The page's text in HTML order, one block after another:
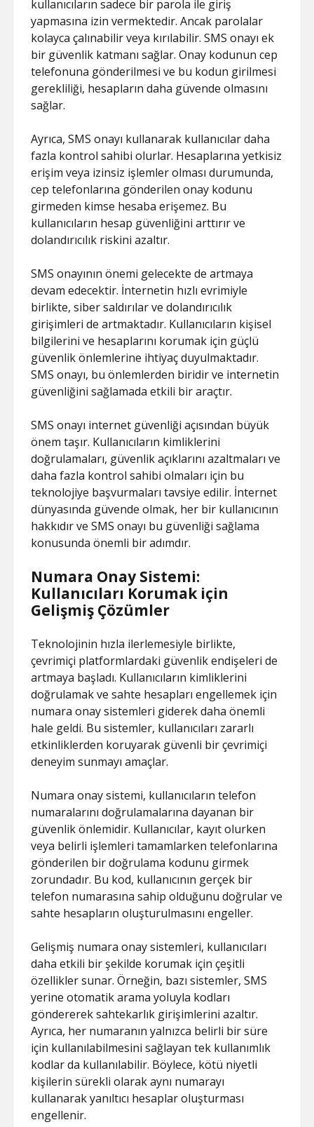
kullanıcıların sadece bir parola ile giriş
yapmasına izin vermektedir. Ancak parolalar
kolayca çalınabilir veya kırılabilir. SMS onayı ek
bir güvenlik katmanı sağlar. Onay kodunun cep
telefonuna gönderilmesi ve bu kodun girilmesi
gerekliliği, hesapların daha güvende olmasını
sağlar.
Ayrıca, SMS onayı kullanarak kullanıcılar daha
fazla kontrol sahibi olurlar. Hesaplarına yetkisiz
erişim veya izinsiz işlemler olması durumunda,
cep telefonlarına gönderilen onay kodunu
girmeden kimse hesaba erişemez. Bu
kullanıcıların hesap güvenliğini arttırır ve
dolandırıcılık riskini azaltır.
SMS onayının önemi gelecekte de artmaya
devam edecektir. İnternetin hızlı evrimiyle
birlikte, siber saldırılar ve dolandırıcılık
girişimleri de artmaktadır. Kullanıcıların kişisel
bilgilerini ve hesaplarını korumak için güçlü
güvenlik önlemlerine ihtiyaç duyulmaktadır.
SMS onayı, bu önlemlerden biridir ve internetin
güvenliğini sağlamada etkili bir araçtır.
SMS onayı internet güvenliği açısından büyük
önem taşır. Kullanıcıların kimliklerini
doğrulamaları, güvenlik açıklarını azaltmaları ve
daha fazla kontrol sahibi olmaları için bu
teknolojiye başvurmaları tavsiye edilir. İnternet
dünyasında güvende olmak, her bir kullanıcının
hakkıdır ve SMS onayı bu güvenliği sağlama
konusunda önemli bir adımdır.
Numara Onay Sistemi:
Kullanıcıları Korumak için
Gelişmiş Çözümler
Teknolojinin hızla ilerlemesiyle birlikte,
çevrimiçi platformlardaki güvenlik endişeleri de
artmaya başladı. Kullanıcıların kimliklerini
doğrulamak ve sahte hesapları engellemek için
numara onay sistemleri giderek daha önemli
hale geldi. Bu sistemler, kullanıcıları zararlı
etkinliklerden koruyarak güvenli bir çevrimiçi
deneyim sunmayı amaçlar.
Numara onay sistemi, kullanıcıların telefon
numaralarını doğrulamalarına dayanan bir
güvenlik önlemidir. Kullanıcılar, kayıt olurken
veya belirli işlemleri tamamlarken telefonlarına
gönderilen bir doğrulama kodunu girmek
zorundadır. Bu kod, kullanıcının gerçek bir
telefon numarasına sahip olduğunu doğrular ve
sahte hesapların oluşturulmasını engeller.
Gelişmiş numara onay sistemleri, kullanıcıları
daha etkili bir şekilde korumak için çeşitli
özellikler sunar. Örneğin, bazı sistemler, SMS
yerine otomatik arama yoluyla kodları
göndererek sahtekarlık girişimlerini azaltır.
Ayrıca, her numaranın yalnızca belirli bir süre
için kullanılabilmesini sağlayan tek kullanımlık
kodlar da kullanılabilir. Böylece, kötü niyetli
kişilerin sürekli olarak aynı numarayı
kullanarak yanıltıcı hesaplar oluşturması
engellenir.